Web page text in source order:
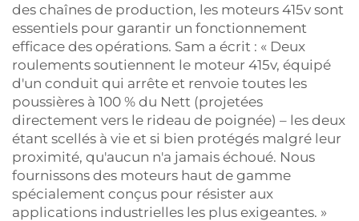
des chaînes de production, les moteurs 415v sont
essentiels pour garantir un fonctionnement
efficace des opérations. Sam a écrit : « Deux
roulements soutiennent le moteur 415v, équipé
d'un conduit qui arrête et renvoie toutes les
poussières à 100 % du Nett (projetées
directement vers le rideau de poignée) – les deux
étant scellés à vie et si bien protégés malgré leur
proximité, qu'aucun n'a jamais échoué. Nous
fournissons des moteurs haut de gamme
spécialement conçus pour résister aux
applications industrielles les plus exigeantes. »